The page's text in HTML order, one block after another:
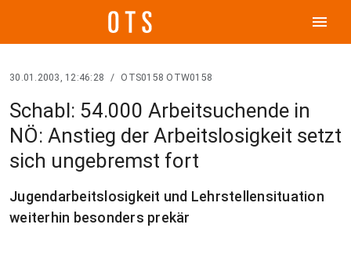
menu
30.01.2003, 12:46:28 / OTS0158 OTW0158
Schabl: 54.000 Arbeitsuchende in
NÖ: Anstieg der Arbeitslosigkeit setzt
sich ungebremst fort
Jugendarbeitslosigkeit und Lehrstellensituation
weiterhin besonders prekär